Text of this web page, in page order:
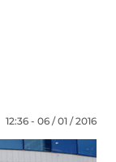
12:36 - 06 / 01 / 2016